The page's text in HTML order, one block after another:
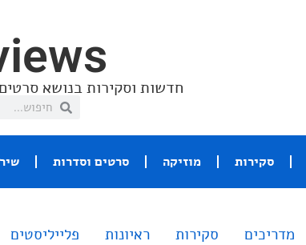
חדשות וסקירות בנושא סרטים,
סקירות מוזיקה סרטים וסדרות
מדריכים סקירות ראיונות פלייליסטים